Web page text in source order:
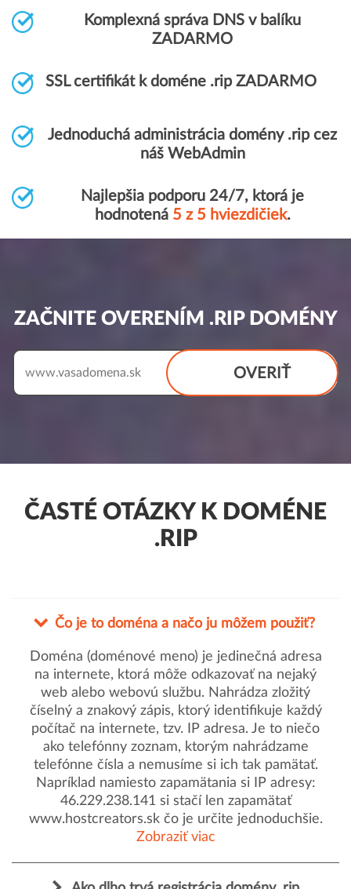
Komplexná správa DNS v balíku
ZADARMO
SSL certifikát k doméne .rip ZADARMO
Jednoduchá administrácia domény .rip cez
náš WebAdmin
Najlepšia podporu 24/7, ktorá je
hodnotená 5 z 5 hviezdičiek.
ZAČNITE OVERENÍM .RIP DOMÉNY
OVERIŤ
www.
ČASTÉ OTÁZKY K DOMÉNE
.RIP
Čo je to doména a načo ju môžem použiť?
Doména (doménové meno) je jedinečná adresa
na internete, ktorá môže odkazovať na nejaký
web alebo webovú službu. Nahrádza zložitý
číselný a znakový zápis, ktorý identifikuje každý
počítač na internete, tzv. IP adresa. Je to niečo
ako telefónny zoznam, ktorým nahrádzame
telefónne čísla a nemusíme si ich tak pamätať.
Napríklad namiesto zapamätania si IP adresy:
46.229.238.141 si stačí len zapamätať
www.hostcreators.sk čo je určite jednoduchšie.
Zobraziť viac